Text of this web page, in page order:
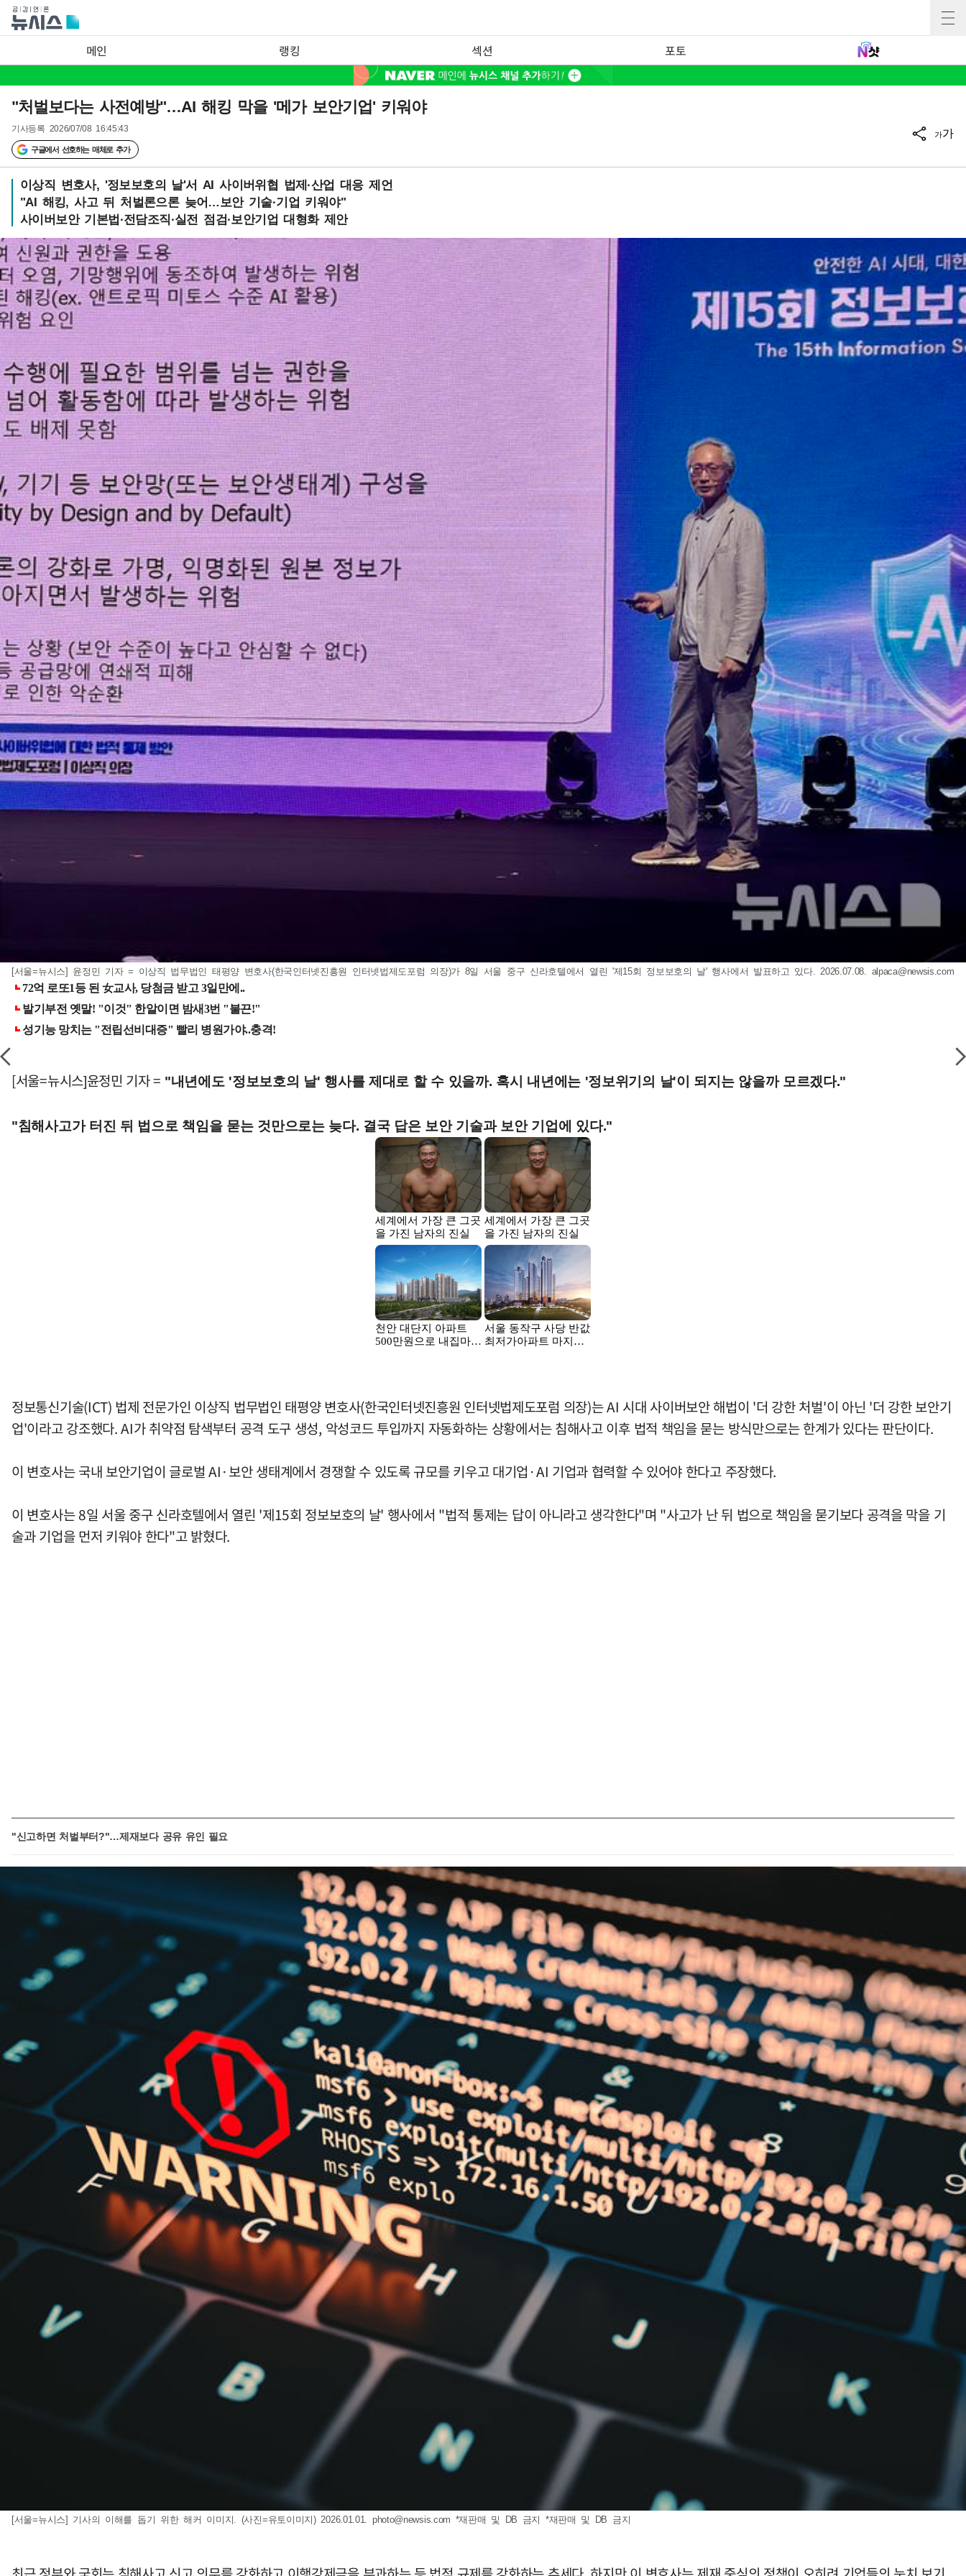
메인 랭킹 섹션 포토
"처벌보다는 사전예방"…AI 해킹 막을 '메가 보안기업' 키워야
기사등록 2026/07/08 16:45:43
구글에서 선호하는 매체로 추가
가가
이상직 변호사, '정보보호의 날'서 AI 사이버위협 법제·산업 대응 제언
"AI 해킹, 사고 뒤 처벌론으론 늦어…보안 기술·기업 키워야"
사이버보안 기본법·전담조직·실전 점검·보안기업 대형화 제안
[서울=뉴시스] 윤정민 기자 = 이상직 법무법인 태평양 변호사(한국인터넷진흥원 인터넷법제도포럼 의장)가 8일 서울 중구 신라호텔에서 열린 '제15회 정보보호의 날' 행사에서 발표하고 있다. 2026.07.08. alpaca@newsis.com
[서울=뉴시스]윤정민 기자 = "내년에도 '정보보호의 날' 행사를 제대로 할 수 있을까. 혹시 내년에는 '정보위기의 날'이 되지는 않을까 모르겠다."
"침해사고가 터진 뒤 법으로 책임을 묻는 것만으로는 늦다. 결국 답은 보안 기술과 보안 기업에 있다."
정보통신기술(ICT) 법제 전문가인 이상직 법무법인 태평양 변호사(한국인터넷진흥원 인터넷법제도포럼 의장)는 AI 시대 사이버보안 해법이 '더 강한 처벌'이 아닌 '더 강한 보안기
업'이라고 강조했다. AI가 취약점 탐색부터 공격 도구 생성, 악성코드 투입까지 자동화하는 상황에서는 침해사고 이후 법적 책임을 묻는 방식만으로는 한계가 있다는 판단이다.
이 변호사는 국내 보안기업이 글로벌 AI·보안 생태계에서 경쟁할 수 있도록 규모를 키우고 대기업·AI 기업과 협력할 수 있어야 한다고 주장했다.
이 변호사는 8일 서울 중구 신라호텔에서 열린 '제15회 정보보호의 날' 행사에서 "법적 통제는 답이 아니라고 생각한다"며 "사고가 난 뒤 법으로 책임을 묻기보다 공격을 막을 기
술과 기업을 먼저 키워야 한다"고 밝혔다.
"신고하면 처벌부터?"…제재보다 공유 유인 필요
[서울=뉴시스] 기사의 이해를 돕기 위한 해커 이미지. (사진=유토이미지) 2026.01.01. photo@newsis.com *재판매 및 DB 금지 *재판매 및 DB 금지